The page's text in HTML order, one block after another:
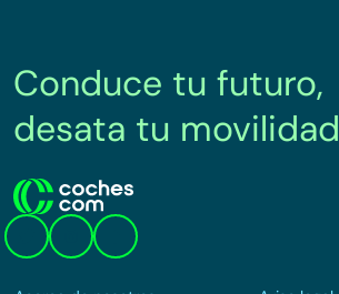
Conduce tu futuro,
desata tu movilidad